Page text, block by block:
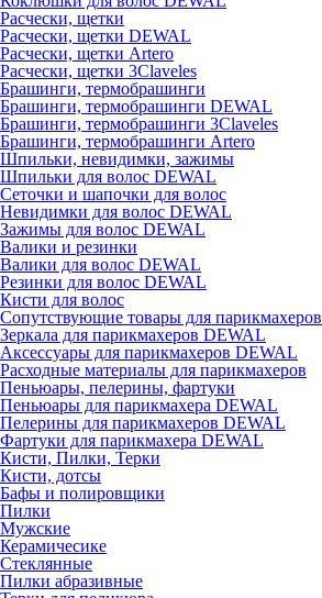
Расчески, щетки
Расчески, щетки DEWAL
Расчески, щетки Artero
Расчески, щетки 3Claveles
Брашинги, термобрашинги
Брашинги, термобрашинги DEWAL
Брашинги, термобрашинги 3Claveles
Брашинги, термобрашинги Artero
Шпильки, невидимки, зажимы
Шпильки для волос DEWAL
Сеточки и шапочки для волос
Невидимки для волос DEWAL
Зажимы для волос DEWAL
Валики и резинки
Валики для волос DEWAL
Резинки для волос DEWAL
Кисти для волос
Сопутствующие товары для парикмахеров
Зеркала для парикмахеров DEWAL
Аксессуары для парикмахеров DEWAL
Расходные материалы для парикмахеров
Пеньюары, пелерины, фартуки
Пеньюары для парикмахера DEWAL
Пелерины для парикмахеров DEWAL
Фартуки для парикмахера DEWAL
Кисти, Пилки, Терки
Кисти, дотсы
Бафы и полировщики
Пилки
Мужские
Керамичесике
Стеклянные
Пилки абразивные